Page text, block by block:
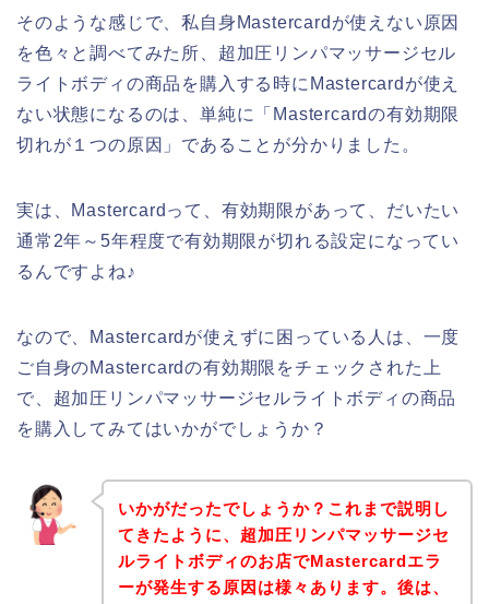
そのような感じで、私自身Mastercardが使えない原因
を色々と調べてみた所、超加圧リンパマッサージセル
ライトボディの商品を購入する時にMastercardが使え
ない状態になるのは、単純に「Mastercardの有効期限
切れが１つの原因」であることが分かりました。
実は、Mastercardって、有効期限があって、だいたい
通常2年～5年程度で有効期限が切れる設定になってい
るんですよね♪
なので、Mastercardが使えずに困っている人は、一度
ご自身のMastercardの有効期限をチェックされた上
で、超加圧リンパマッサージセルライトボディの商品
を購入してみてはいかがでしょうか？
いかがだったでしょうか？これまで説明し
てきたように、超加圧リンパマッサージセ
ルライトボディのお店でMastercardエラ
ーが発生する原因は様々あります。後は、